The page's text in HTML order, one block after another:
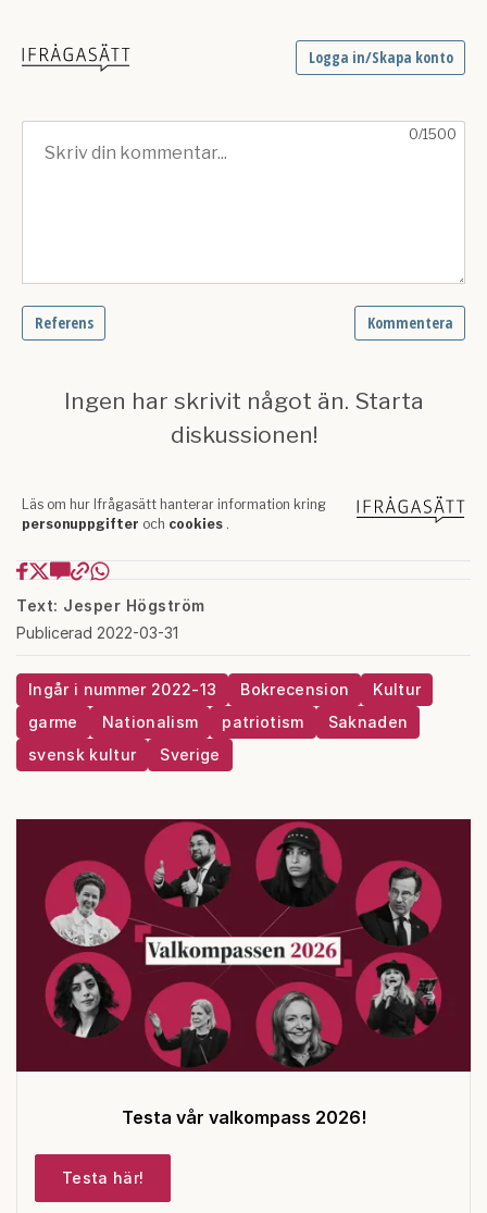
Text: Jesper Högström
Publicerad 2022-03-31
Ingår i nummer 2022-13 Bokrecension
Kultur
garme
Nationalism patriotism
Saknaden
svensk kultur
Sverige
Testa vår valkompass 2026!
Testa här!